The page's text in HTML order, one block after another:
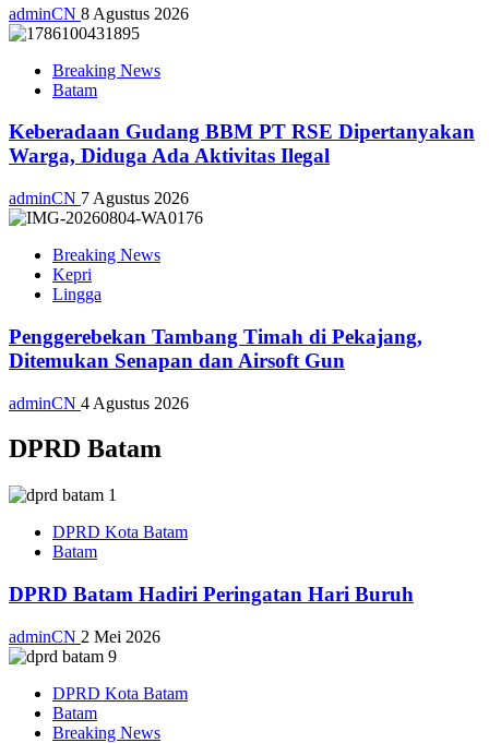
adminCN 8 Agustus 2026
Breaking News
Batam
Keberadaan Gudang BBM PT RSE Dipertanyakan
Warga, Diduga Ada Aktivitas Ilegal
adminCN 7 Agustus 2026
Breaking News
Kepri
Lingga
Penggerebekan Tambang Timah di Pekajang,
Ditemukan Senapan dan Airsoft Gun
adminCN 4 Agustus 2026
DPRD Batam
DPRD Kota Batam
Batam
DPRD Batam Hadiri Peringatan Hari Buruh
adminCN 2 Mei 2026
DPRD Kota Batam
Batam
Breaking News